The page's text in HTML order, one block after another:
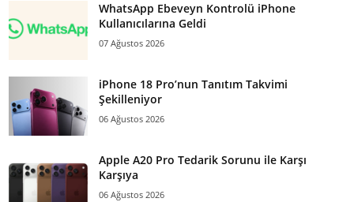
WhatsApp Ebeveyn Kontrolü iPhone
Kullanıcılarına Geldi
07 Ağustos 2026
iPhone 18 Pro’nun Tanıtım Takvimi
Şekilleniyor
06 Ağustos 2026
Apple A20 Pro Tedarik Sorunu ile Karşı
Karşıya
06 Ağustos 2026